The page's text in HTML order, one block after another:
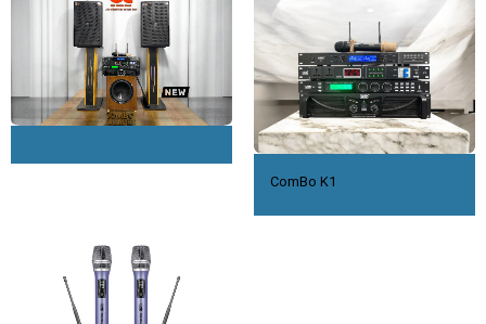
ComBo K1